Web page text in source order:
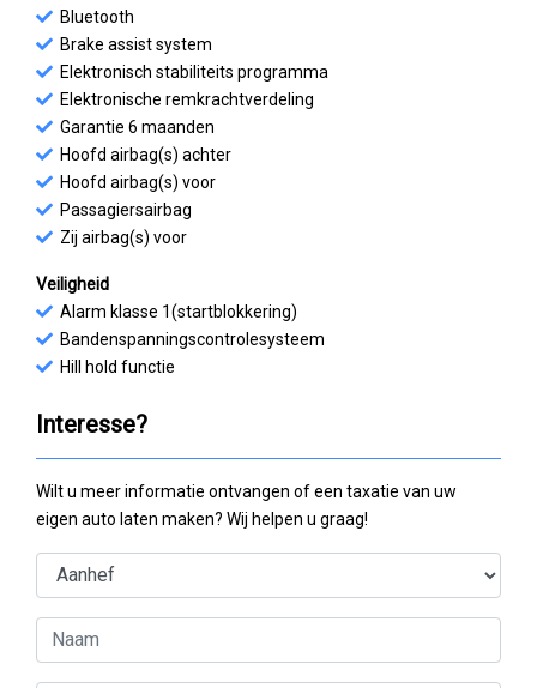
Bluetooth
Brake assist system
Elektronisch stabiliteits programma
Elektronische remkrachtverdeling
Garantie 6 maanden
Hoofd airbag(s) achter
Hoofd airbag(s) voor
Passagiersairbag
Zij airbag(s) voor
Veiligheid
Alarm klasse 1(startblokkering)
Bandenspanningscontrolesysteem
Hill hold functie
Interesse?
Wilt u meer informatie ontvangen of een taxatie van uw
eigen auto laten maken? Wij helpen u graag!